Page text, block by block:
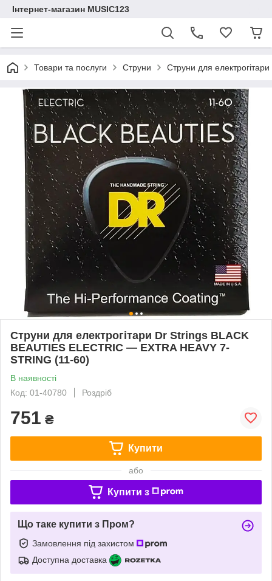
Інтернет-магазин MUSIC123
Товари та послуги Струни Струни для
Струни для електрогітари Dr Strings BLACK
BEAUTIES ELECTRIC — EXTRA HEAVY 7-
STRING (11-60)
В наявності
Код: 01-40780
Роздріб
751 ₴
Купити
або
Купити з
Що таке купити з Пром?
Замовлення під захистом
Доступна доставка